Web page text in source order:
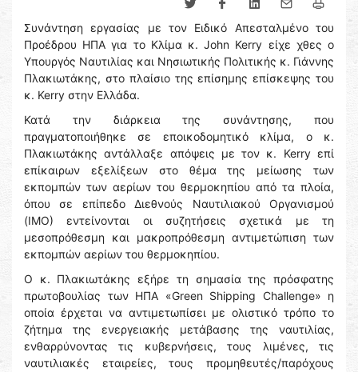
Συνάντηση εργασίας με τον Ειδικό Απεσταλμένο του
Προέδρου ΗΠΑ για το Κλίμα κ. John Kerry είχε χθες ο
Υπουργός Ναυτιλίας και Νησιωτικής Πολιτικής κ. Γιάννης
Πλακιωτάκης, στο πλαίσιο της επίσημης επίσκεψης του
κ. Kerry στην Ελλάδα.
Κατά την διάρκεια της συνάντησης, που
πραγματοποιήθηκε σε εποικοδομητικό κλίμα, ο κ.
Πλακιωτάκης αντάλλαξε απόψεις με τον κ. Kerry επί
επίκαιρων εξελίξεων στο θέμα της μείωσης των
εκπομπών των αερίων του θερμοκηπίου από τα πλοία,
όπου σε επίπεδο Διεθνούς Ναυτιλιακού Οργανισμού
(ΙΜΟ) εντείνονται οι συζητήσεις σχετικά με τη
μεσοπρόθεσμη και μακροπρόθεσμη αντιμετώπιση των
εκπομπών αερίων του θερμοκηπίου.
Ο κ. Πλακιωτάκης εξήρε τη σημασία της πρόσφατης
πρωτοβουλίας των ΗΠΑ «Green Shipping Challenge» η
οποία έρχεται να αντιμετωπίσει με ολιστικό τρόπο το
ζήτημα της ενεργειακής μετάβασης της ναυτιλίας,
ενθαρρύνοντας τις κυβερνήσεις, τους λιμένες, τις
ναυτιλιακές εταιρείες, τους προμηθευτές/παρόχους